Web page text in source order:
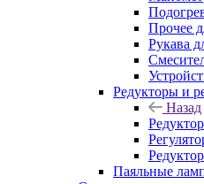
Прочее
Рукава
Редукторы и
Назад
Паяльные